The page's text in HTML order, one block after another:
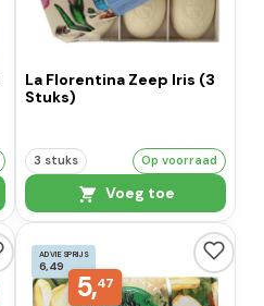
La Florentina Zeep Iris (3
Stuks)
3 stuks Op voorraad
Voeg toe
ADVIESPRIJS
6,49
5,47